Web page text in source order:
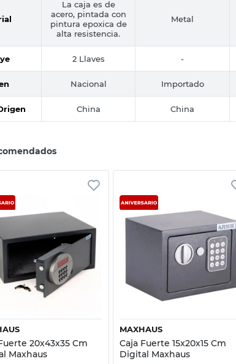
La caja es de
acero, pintada con
pintura epoxica de
alta resistencia.
Metal
2 Llaves -
Nacional Importado
China China
Vista rápida
20x43x35 Cm
Maxhaus
Vista rápida
MAXHAUS
Caja Fuerte 15x20x15 Cm
Digital Maxhaus